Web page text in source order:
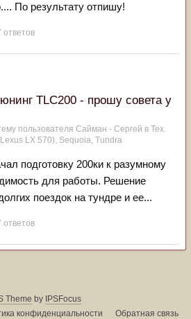
По результату отпишу!
ответов
TLC200 - прошу совета у
пользователя Сайман - Сергей в Тех.
LX 570), Sequoia, Tundra
подготовку 200ки к разумному
для работы. Решение
поездок на тундре и ее...
ответов
Theme by IPSFocus
конфиденциальности Обратная связь